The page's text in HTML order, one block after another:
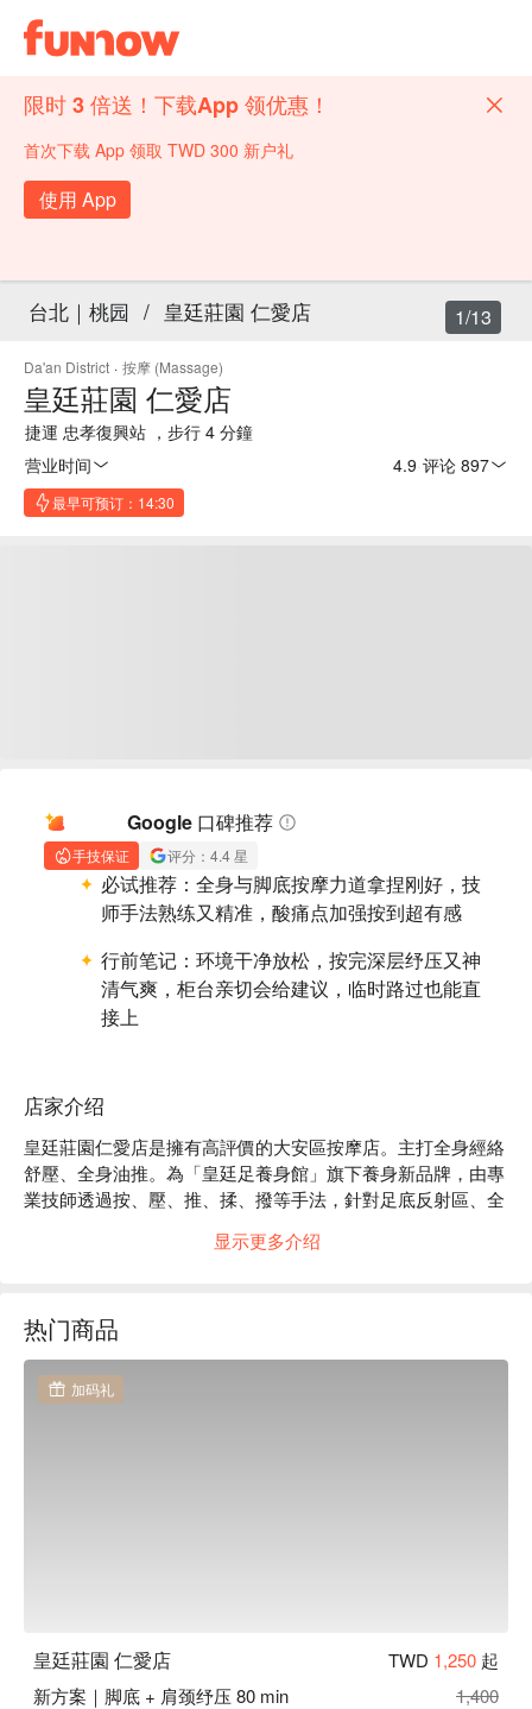
限时 3 倍送！下载App 领优惠！
首次下载 App 领取 TWD 300 新户礼
使用 App
台北｜桃园 / 皇廷莊園 仁愛店
Da'an District · 按摩 (Massage)
皇廷莊園 仁愛店
捷運 忠孝復興站 ，步行 4 分鐘
营业时间
4.9 评论 897
最早可预订：14:30
1/13
Google 口碑推荐
手技保证 评分：4.4 星
必试推荐： 全身与脚底按摩力道拿捏刚好，技
师手法熟练又精准，酸痛点加强按到超有感
行前笔记： 环境干净放松，按完深层纾压又神
清气爽，柜台亲切会给建议，临时路过也能直
接上
店家介绍
皇廷莊園仁愛店是擁有高評價的大安區按摩店。主打全身經絡
舒壓、全身油推。為「皇廷足養身館」旗下養身新品牌，由專
業技師透過按、壓、推、揉、撥等手法，針對足底反射區、全
喜好做調整，讓按摩變成輕鬆又放鬆的休閒活動，即使是初次
皇廷莊園的師傅都是精心禮聘的，對人體穴道瞭若指掌，力度
把握得恰恰好。師傅手指精密地按在與人體各部位、器官相對
應的反射區上，活絡經血，人也舒爽。
皇廷莊園距捷運忠孝復興站步行僅約 3 分鐘，交通相當便利。
显示更多介绍
热门商品
加码礼
皇廷莊園 仁愛店 TWD 1,250 起
新方案｜脚底 + 肩颈纾压 80 min
1,400